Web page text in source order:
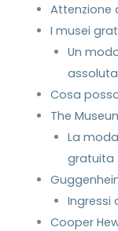
Attenzione
I musei
Un
Cosa
The
La
gratuita
Ingressi
Cooper